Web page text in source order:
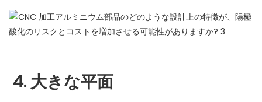
4. 大きな平面